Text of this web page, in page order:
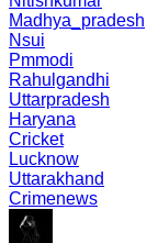
Madhya_pradesh
Nsui
Pmmodi
Rahulgandhi
Uttarpradesh
Haryana
Cricket
Lucknow
Uttarakhand
Crimenews